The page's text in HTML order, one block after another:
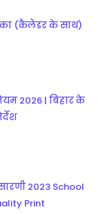
(कैलेंडर के साथ)
2026 | बिहार के
2023 School
Print